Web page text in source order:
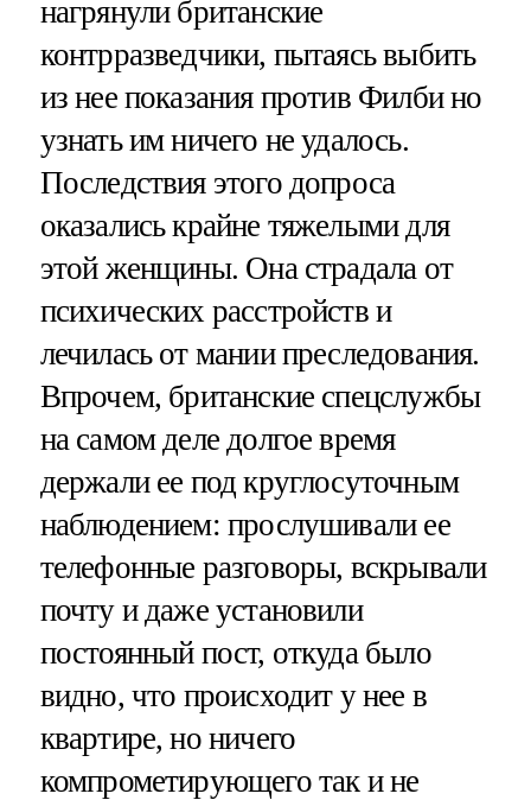
нагрянули британские
контрразведчики, пытаясь выбить
из нее показания против Филби но
узнать им ничего не удалось.
Последствия этого допроса
оказались крайне тяжелыми для
этой женщины. Она страдала от
психических расстройств и
лечилась от мании преследования.
Впрочем, британские спецслужбы
на самом деле долгое время
держали ее под круглосуточным
наблюдением: прослушивали ее
телефонные разговоры, вскрывали
почту и даже установили
постоянный пост, откуда было
видно, что происходит у нее в
квартире, но ничего
компрометирующего так и не